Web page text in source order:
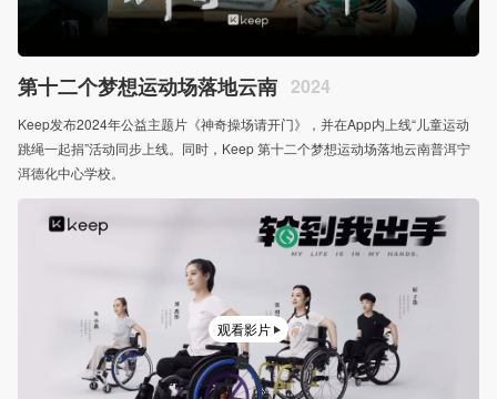
第十二个梦想运动场落地云南 2024
Keep发布2024年公益主题片《神奇操场请开门》，并在App内上线“儿童运动
跳绳一起捐”活动同步上线。同时，Keep 第十二个梦想运动场落地云南普洱宁
洱德化中心学校。
观看影片